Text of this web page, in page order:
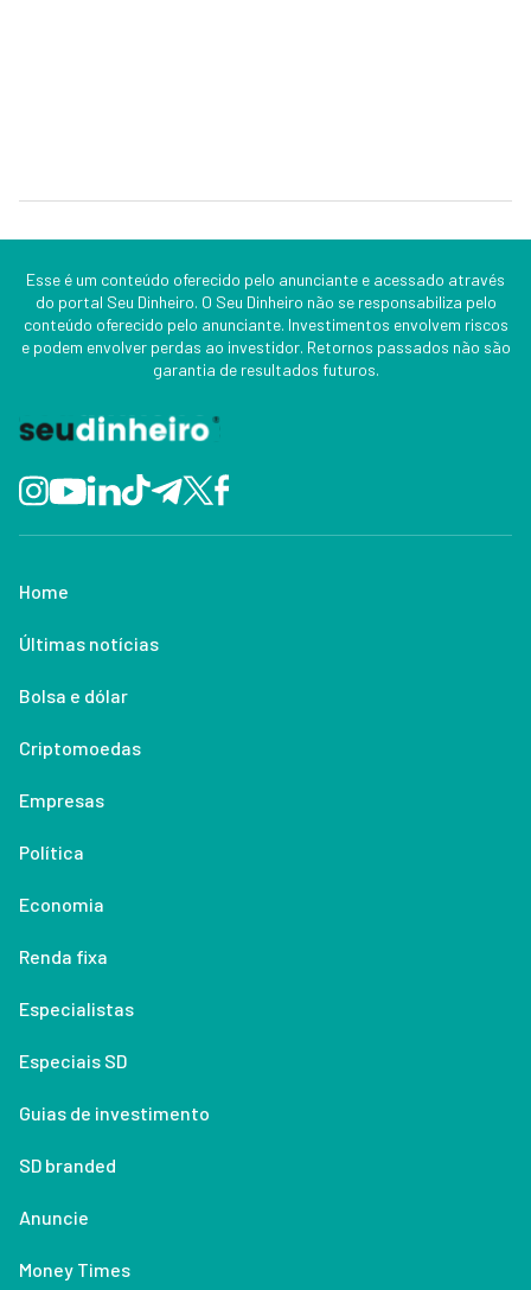
Esse é um conteúdo oferecido pelo anunciante e acessado através
do portal Seu Dinheiro. O Seu Dinheiro não se responsabiliza pelo
conteúdo oferecido pelo anunciante. Investimentos envolvem riscos
e podem envolver perdas ao investidor. Retornos passados não são
garantia de resultados futuros.
Home
Últimas notícias
Bolsa e dólar
Criptomoedas
Empresas
Política
Economia
Renda fixa
Especialistas
Especiais SD
Guias de investimento
SD branded
Anuncie
Money Times